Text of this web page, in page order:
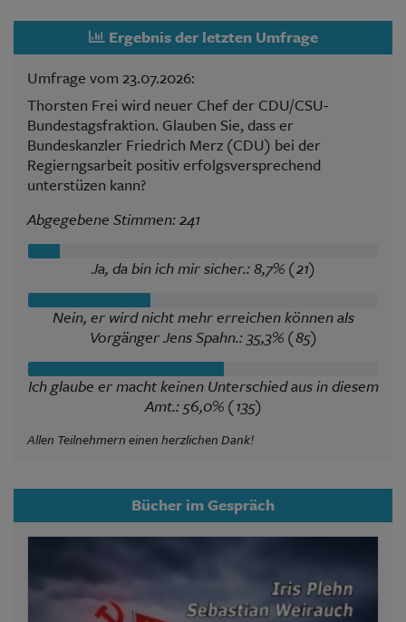
Ergebnis der letzten Umfrage
Umfrage vom 23.07.2026:
Thorsten Frei wird neuer Chef der CDU/CSU-
Bundestagsfraktion. Glauben Sie, dass er
Bundeskanzler Friedrich Merz (CDU) bei der
Regierngsarbeit positiv erfolgsversprechend
unterstüzen kann?
Abgegebene Stimmen: 241
Ja, da bin ich mir sicher.: 8,7% (21)
Nein, er wird nicht mehr erreichen können als
Vorgänger Jens Spahn.: 35,3% (85)
Ich glaube er macht keinen Unterschied aus in diesem
Amt.: 56,0% (135)
Allen Teilnehmern einen herzlichen Dank!
Bücher im Gespräch